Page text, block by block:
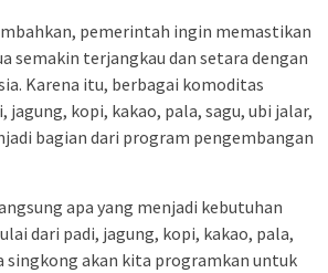
pemerintah ingin memastikan
semakin terjangkau dan setara dengan
Karena itu, berbagai komoditas
kopi, kakao, pala, sagu, ubi jalar,
bagian dari program pengembangan
apa yang menjadi kebutuhan
dari padi, jagung, kopi, kakao, pala,
singkong akan kita programkan untuk